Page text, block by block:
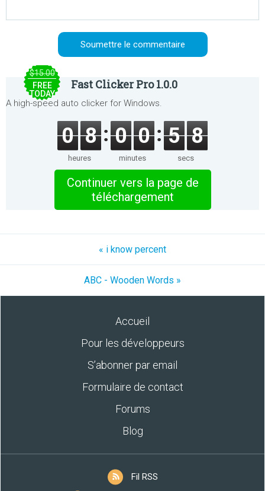
$15.00
FREE
TODAY
Fast Clicker Pro 1.0.0
A high-speed auto clicker for Windows.
0 8
heures
0 0
minutes
5 8
secs
Continuer vers la page de
téléchargement
« i know percent
ABC - Wooden Words »
Accueil
Pour les développeurs
S’abonner par email
Formulaire de contact
Forums
Blog
Fil RSS